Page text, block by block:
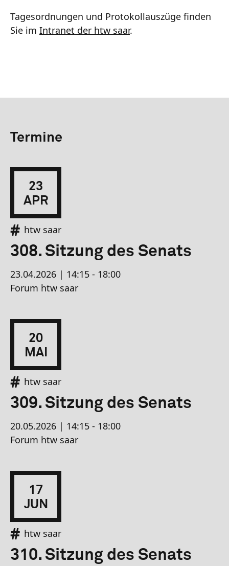
Tagesordnungen und Protokollauszüge finden
Sie im Intranet der htw saar.
Termine
23
APR
htw saar
308. Sitzung des Senats
23.04.2026 | 14:15 - 18:00
Forum htw saar
20
MAI
htw saar
309. Sitzung des Senats
20.05.2026 | 14:15 - 18:00
Forum htw saar
17
JUN
htw saar
310. Sitzung des Senats